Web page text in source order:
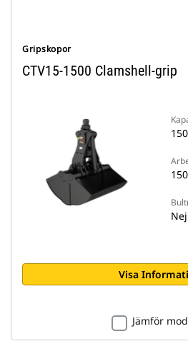
Gripskopor
CTV15-1500 Clamshell-grip
Nej
Visa
Jämför